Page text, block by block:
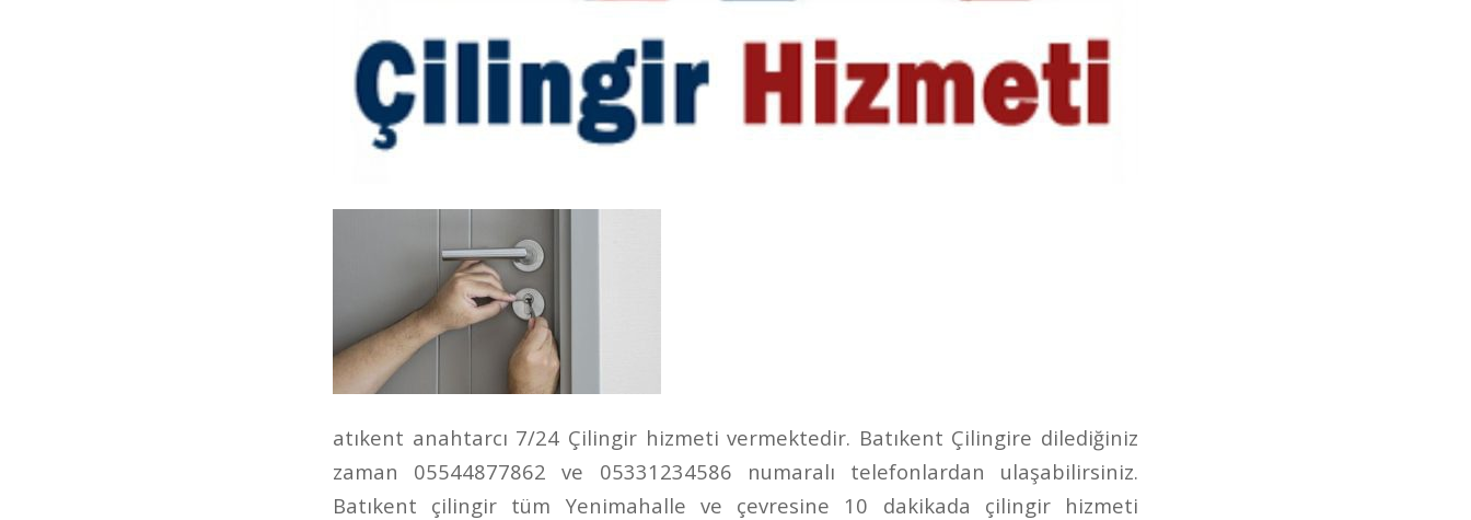
atıkent anahtarcı 7/24 Çilingir hizmeti vermektedir. Batıkent Çilingire dilediğiniz
zaman 05544877862 ve 05331234586 numaralı telefonlardan ulaşabilirsiniz.
Batıkent çilingir tüm Yenimahalle ve çevresine 10 dakikada çilingir hizmeti